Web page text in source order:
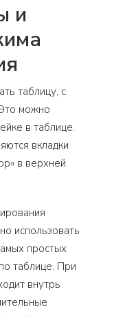
и
таблицу, с
можно
в таблице.
вкладки
в верхней
использовать
простых
таблице. При
внутрь